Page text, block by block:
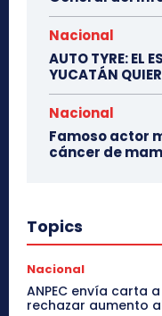
Nacional
AUTO TYRE: EL
YUCATÁN
Nacional
Famoso actor
cáncer de
Topics
Nacional
ANPEC envía carta
rechazar aumento